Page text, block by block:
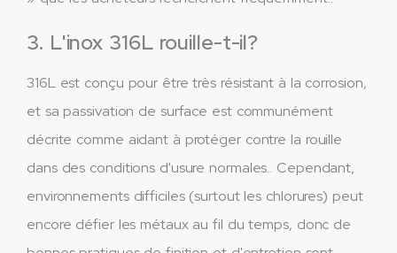
3. L'inox 316L rouille-t-il?
316L est conçu pour être très résistant à la corrosion,
et sa passivation de surface est communément
décrite comme aidant à protéger contre la rouille
dans des conditions d'usure normales.. Cependant,
environnements difficiles (surtout les chlorures) peut
encore défier les métaux au fil du temps, donc de